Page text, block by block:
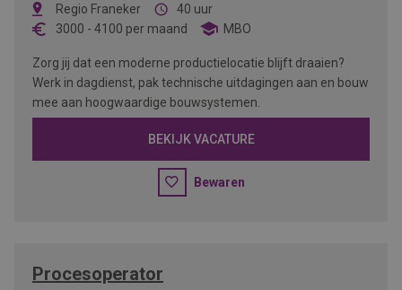
Regio Franeker
40 uur
3000 - 4100 per maand MBO
Zorg jij dat een moderne productielocatie blijft draaien?
Werk in dagdienst, pak technische uitdagingen aan en bouw
mee aan hoogwaardige bouwsystemen.
BEKIJK VACATURE
Bewaren
Procesoperator